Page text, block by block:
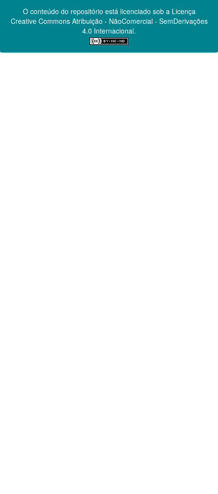
O conteúdo do repositório está licenciado sob a Licença
Creative CommonsAtribuição - NãoComercial - SemDerivações
4.0 Internacional.